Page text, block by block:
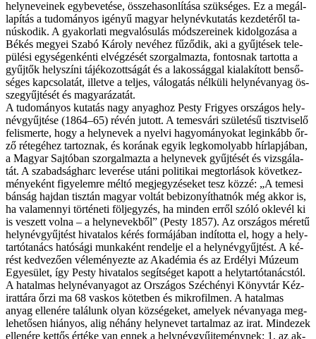
hely­ne­ve­i­nek egy­be­ve­té­se, ös­­sze­ha­son­lí­tá­sa szük­sé­ges. Ez a meg­ál­
la­pí­tás a tu­do­má­nyos igé­nyű ma­gyar hely­név­ku­ta­tás kez­de­té­ről ta­
nús­ko­dik. A gya­kor­la­ti meg­va­ló­su­lás mód­sze­re­i­nek ki­dol­go­zá­sa a
Bé­kés me­gyei Sza­bó Kár­oly ne­vé­hez fű­ző­dik, aki a gyűj­té­sek te­le­
pü­lé­si egy­sé­gen­kén­ti el­vég­zé­sét szor­gal­maz­ta, fon­tos­nak tar­tot­ta a
gyűj­tők hely­szí­ni tá­jé­ko­zott­sá­gát és a la­kos­ság­gal ki­ala­kí­tott ben­ső­
sé­ges kap­cso­la­tát, il­let­ve a tel­jes, vá­lo­ga­tás nél­kü­li hely­név­anyag ös­­
sze­gyűj­té­sét és ma­gya­rá­za­tát.
A tu­do­má­nyos ku­ta­tás nagy anyag­hoz Pesty Fri­gyes or­szá­gos hely­
név­gyűj­té­se (1864–65) ré­vén ju­tott. A te­mes­vá­ri szü­le­té­sű tiszt­vi­se­lő
fel­is­mer­te, hogy a hely­ne­vek a nyel­vi ha­gyo­má­nyo­kat leg­in­kább őr­
ző ré­te­gé­hez tar­toz­nak, és ko­rá­nak egyik leg­ko­mo­lyabb hír­lap­já­ban,
a Ma­gyar Saj­tó­ban szor­gal­maz­ta a hely­ne­vek gyűj­té­sét és vizs­gá­la­
tát. A sza­bad­ság­harc le­ve­ré­se utá­ni po­li­ti­kai meg­tor­lá­sok kö­vet­kez­
mé­nye­ként fi­gye­lem­re mél­tó meg­jegy­zé­se­ket tesz köz­zé: „A teme­si
bán­ság haj­dan tisz­tán ma­gyar vol­tát be­bi­zo­nyít­hat­nók még ak­kor is,
ha va­la­men­­nyi tör­té­ne­ti föl­jegy­zés, ha min­den er­ről szó­ló ok­le­vél ki
is ve­szett vol­na – a hely­ne­vek­ből” (Pesty 1857). Az or­szá­gos mé­re­tű
hely­név­gyűj­tést hi­va­ta­los ké­rés for­má­já­ban in­dí­tot­ta el, hogy a hely­
tar­tó­ta­nács ha­tó­sá­gi mun­ka­ként ren­del­je el a hely­név­gyűj­tést. A ké­
rést ked­ve­ző­en vé­le­mé­nyez­te az Aka­dé­mia és az Er­dé­lyi Mú­ze­um
Egye­sü­let, így Pesty hi­va­ta­los se­gít­sé­get ka­pott a hely­tar­tó­ta­nács­tól.
A ha­tal­mas hely­név­anya­got az Or­szá­gos Szé­ché­nyi Könyv­tár Kéz­
irat­tá­ra őr­zi ma 68 vas­kos kö­tet­ben és mik­ro­fil­men. A ha­tal­mas
anyag el­le­né­re ta­lá­lunk olyan köz­sé­ge­ket, ame­lyek név­anya­ga meg­
le­he­tő­sen hi­á­nyos, alig né­hány hely­ne­vet tar­tal­maz az irat. Mind­ezek
el­le­né­re ket­tős ér­té­ke van en­nek a hely­név­gyűj­te­mény­nek: 1. az ak­